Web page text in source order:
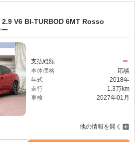
V6 BI-TURBOD 6MT Rosso
支払総額 －
本体価格
応談
年式
2018年
走行
1.3万km
車検
2027年01月
他の情報を開く